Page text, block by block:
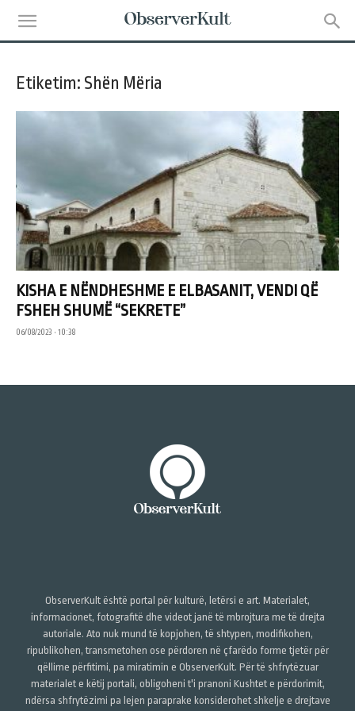
Etiketim: Shën Mëria
KISHA E NËNDHESHME E ELBASANIT, VENDI QË
FSHEH SHUMË “SEKRETE”
06/08/2023 • 10:38
ObserverKult është portal për kulturë, letërsi e art. Materialet,
informacionet, fotografitë dhe videot janë të mbrojtura me të drejta
autoriale. Ato nuk mund të kopjohen, të shtypen, modifikohen,
ripublikohen, transmetohen ose përdoren në çfarëdo forme tjetër për
qëllime përfitimi, pa miratimin e ObserverKult. Për të shfrytëzuar
materialet e këtij portali, obligoheni t'i pranoni Kushtet e përdorimit,
ndërsa shfrytëzimi pa lejen paraprake konsiderohet shkelje e drejtave